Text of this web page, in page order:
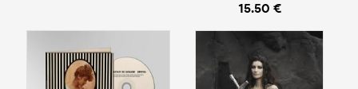
15.50 €